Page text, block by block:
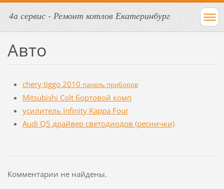
4а сервис - Ремонт котлов Екатеринбург
Авто
chery tiggo 2010 панель приборов
Mitsubishi Colt бортовой комп
усилитель Infinity Kappa Four
Audi Q5 драйвер светодиодов (реснички)
Комментарии не найдены.